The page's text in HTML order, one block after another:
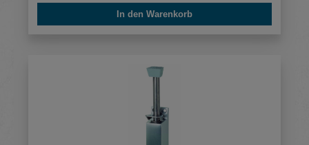
In den Warenkorb